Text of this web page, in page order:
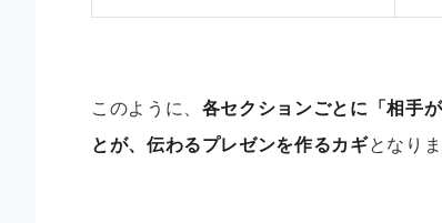
このように、 各セクションごとに「相手
とが、伝わるプレゼンを作るカギとなりま